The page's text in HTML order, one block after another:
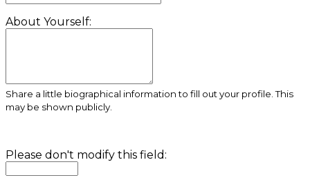
About Yourself:
Share a little biographical information to fill out your profile. This
may be shown publicly.
Please don't modify this field: